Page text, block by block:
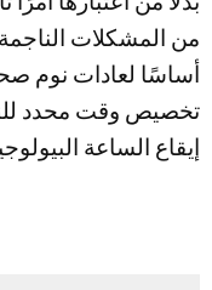
من المشكلات
أساسًا لعادات نوم
تخصيص وقت محدد
إيقاع الساعة